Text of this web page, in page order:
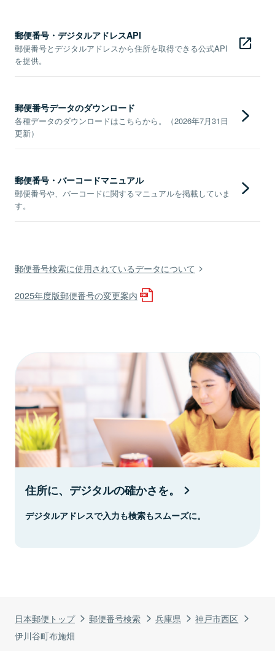
日本郵便トップ 郵便番号検索 兵庫県
神戸市西区
伊川谷町布施畑
郵便番号・デジタルアドレスAPI
郵便番号とデジタルアドレスから住所を取得できる公式API
を提供。
郵便番号データのダウンロード
各種データのダウンロードはこちらから。（2026年7月31日
更新）
郵便番号・バーコードマニュアル
郵便番号や、バーコードに関するマニュアルを掲載していま
す。
郵便番号検索に使用されているデータについて
2025年度版郵便番号の変更案内
住所に、デジタルの確かさを。
デジタルアドレスで入力も検索もスムーズに。